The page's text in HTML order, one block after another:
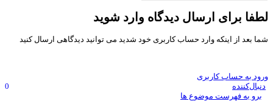
برای ارسال دیدگاه وارد شوید
بعد از اینکه وارد حساب کاربری خود شدید می توانید دیدگاهی ارسال کنید
به حساب کاربری
برو به فهرست موضوع ها